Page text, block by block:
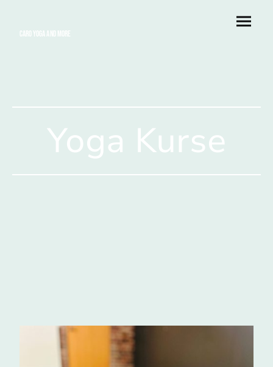
Caro Yoga and More
Yoga Kurse